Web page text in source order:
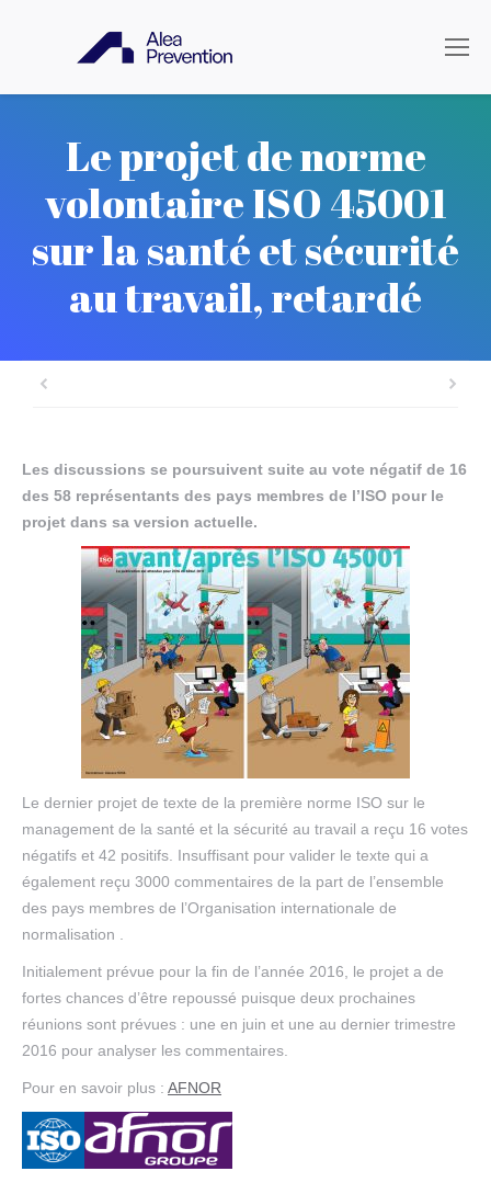
Le projet de norme
volontaire ISO 45001
sur la santé et sécurité
au travail, retardé
Les discussions se poursuivent suite au vote négatif de 16
des 58 représentants des pays membres de l’ISO pour le
projet dans sa version actuelle.
Le dernier projet de texte de la première norme ISO sur le
management de la santé et la sécurité au travail a reçu 16 votes
négatifs et 42 positifs. Insuffisant pour valider le texte qui a
également reçu 3000 commentaires de la part de l’ensemble
des pays membres de l’Organisation internationale de
normalisation .
Initialement prévue pour la fin de l’année 2016, le projet a de
fortes chances d’être repoussé puisque deux prochaines
réunions sont prévues : une en juin et une au dernier trimestre
2016 pour analyser les commentaires.
Pour en savoir plus : AFNOR